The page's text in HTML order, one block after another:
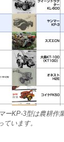
ーKP-3型は農耕作
います。